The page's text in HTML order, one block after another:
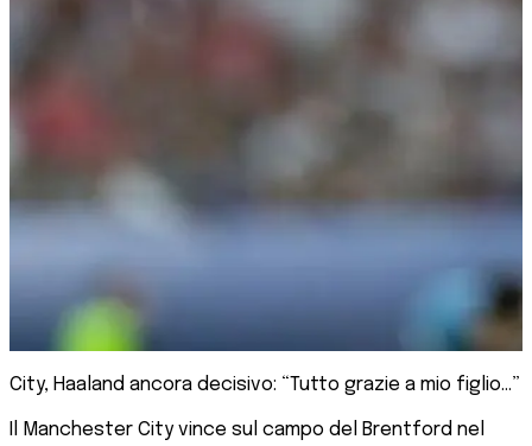
City, Haaland ancora decisivo: “Tutto grazie a mio figlio…”
Il Manchester City vince sul campo del Brentford nel